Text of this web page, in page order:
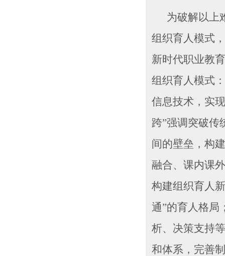
为破解以上
组织育人模式
新时代职业教
组织育人模式
信息技术，实
跨”强调突破传
间的壁垒，构
融合、课内课
构建组织育人
通”的育人格局
析、决策支持
和体系，完善